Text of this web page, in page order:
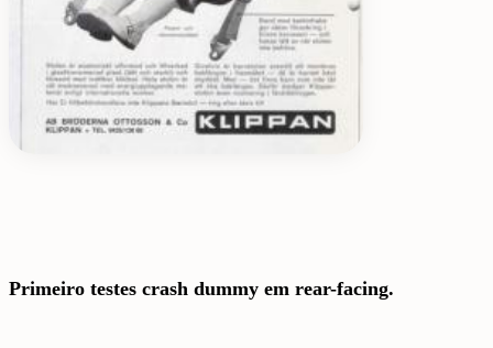
Primeiro testes crash dummy em rear-facing.